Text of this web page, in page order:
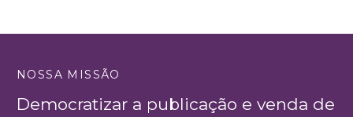
NOSSA MISSÃO
Democratizar a publicação e venda de